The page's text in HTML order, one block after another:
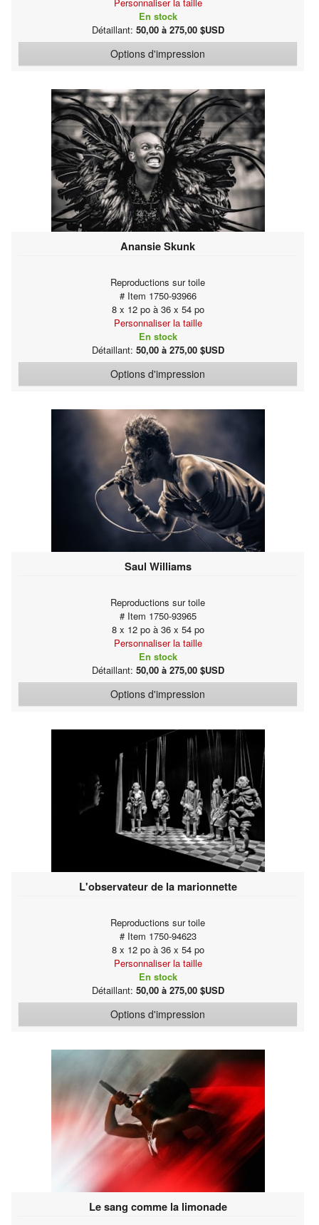
En stock
Détaillant: 50,00 à 275,00 $USD
Options d'impression
Anansie Skunk
Reproductions sur toile
# Item 1750-93966
8 x 12 po à 36 x 54 po
Personnaliser la taille
En stock
Détaillant: 50,00 à 275,00 $USD
Options d'impression
Saul Williams
Reproductions sur toile
# Item 1750-93965
8 x 12 po à 36 x 54 po
Personnaliser la taille
En stock
Détaillant: 50,00 à 275,00 $USD
Options d'impression
L'observateur de la marionnette
Reproductions sur toile
# Item 1750-94623
8 x 12 po à 36 x 54 po
Personnaliser la taille
En stock
Détaillant: 50,00 à 275,00 $USD
Options d'impression
Le sang comme la limonade